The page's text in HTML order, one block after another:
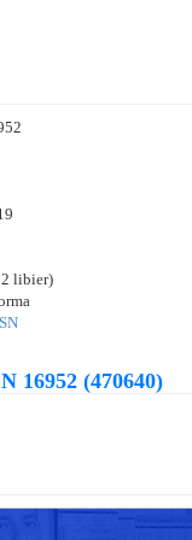
libier)
16952 (470640)